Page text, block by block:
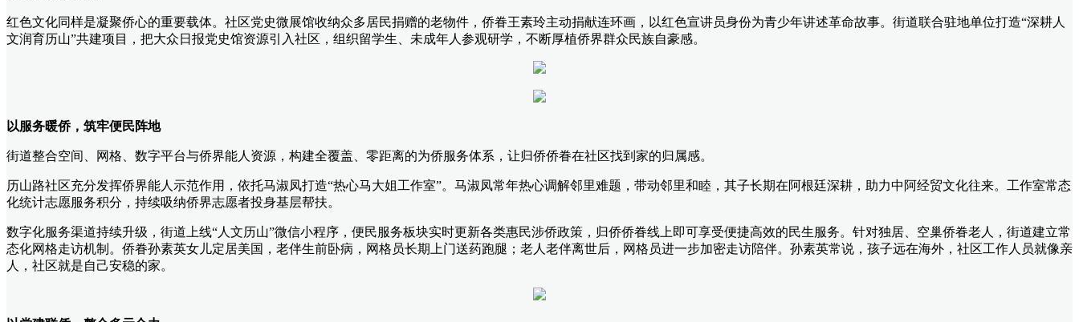
红色文化同样是凝聚侨心的重要载体。社区党史微展馆收纳众多居民捐赠的老物件，侨眷王素玲主动捐献连环画，以红色宣讲员身份为青少年讲述革命故事。街道联合驻地单位打造“深耕人
文润育历山”共建项目，把大众日报党史馆资源引入社区，组织留学生、未成年人参观研学，不断厚植侨界群众民族自豪感。
以服务暖侨，筑牢便民阵地
街道整合空间、网格、数字平台与侨界能人资源，构建全覆盖、零距离的为侨服务体系，让归侨侨眷在社区找到家的归属感。
历山路社区充分发挥侨界能人示范作用，依托马淑凤打造“热心马大姐工作室”。马淑凤常年热心调解邻里难题，带动邻里和睦，其子长期在阿根廷深耕，助力中阿经贸文化往来。工作室常态
化统计志愿服务积分，持续吸纳侨界志愿者投身基层帮扶。
数字化服务渠道持续升级，街道上线“人文历山”微信小程序，便民服务板块实时更新各类惠民涉侨政策，归侨侨眷线上即可享受便捷高效的民生服务。针对独居、空巢侨眷老人，街道建立常
态化网格走访机制。侨眷孙素英女儿定居美国，老伴生前卧病，网格员长期上门送药跑腿；老人老伴离世后，网格员进一步加密走访陪伴。孙素英常说，孩子远在海外，社区工作人员就像亲
人，社区就是自己安稳的家。